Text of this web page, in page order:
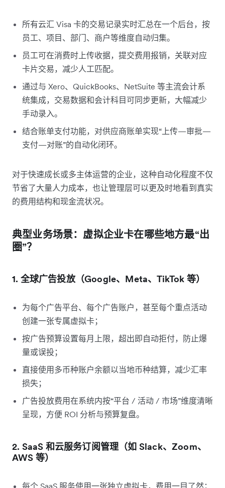
所有云汇 Visa 卡的交易记录实时汇总在一个后台，按
员工、项目、部门、商户等维度自动归集。
员工可在消费时上传收据，提交费用报销，关联对应
卡片交易，减少人工匹配。
通过与 Xero、QuickBooks、NetSuite 等主流会计系
统集成，交易数据和会计科目可同步更新，大幅减少
手动录入。
结合账单支付功能，对供应商账单实现“上传—审批—
支付—对账”的自动化闭环。
对于快速成长或多主体运营的企业，这种自动化程度不仅
节省了大量人力成本，也让管理层可以更及时地看到真实
的费用结构和现金流状况。
典型业务场景：虚拟企业卡在哪些地方最“出
圈”？
1. 全球广告投放（Google、Meta、TikTok 等）
为每个广告平台、每个广告账户，甚至每个重点活动
创建一张专属虚拟卡；
按广告预算设置每月上限，超出即自动拒付，防止爆
量或误投；
直接使用多币种账户余额以当地币种结算，减少汇率
损失；
广告投放费用在系统内按“平台 / 活动 / 市场”维度清晰
呈现，方便 ROI 分析与预算复盘。
2. SaaS 和云服务订阅管理（如 Slack、Zoom、
AWS 等）
每个 SaaS 服务使用一张独立虚拟卡，费用一目了然；